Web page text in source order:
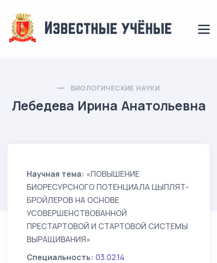
БИОЛОГИЧЕСКИЕ НАУКИ
Лебедева Ирина Анатольевна
Научная тема: «ПОВЫШЕНИЕ
БИОРЕСУРСНОГО ПОТЕНЦИАЛА ЦЫПЛЯТ-
БРОЙЛЕРОВ НА ОСНОВЕ
УСОВЕРШЕНСТВОВАННОЙ
ПРЕСТАРТОВОЙ И СТАРТОВОЙ СИСТЕМЫ
ВЫРАЩИВАНИЯ»
Специальность: 03.02.14